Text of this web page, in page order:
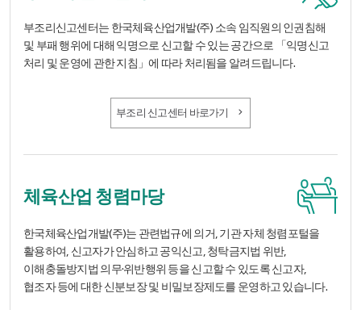
부조리신고센터는 한국체육산업개발(주) 소속 임직원의 인권침해
및 부패 행위에 대해 익명으로 신고할 수 있는 공간으로 「익명신고
처리 및 운영에 관한 지침」에 따라 처리됨을 알려드립니다.
부조리 신고센터 바로가기
체육산업 청렴마당
한국체육산업개발(주)는 관련법규에 의거, 기관 자체 청렴포털을
활용하여, 신고자가 안심하고 공익신고, 청탁금지법 위반,
이해충돌방지법 의무·위반행위 등을 신고할 수 있도록 신고자,
협조자 등에 대한 신분보장 및 비밀보장제도를 운영하고 있습니다.